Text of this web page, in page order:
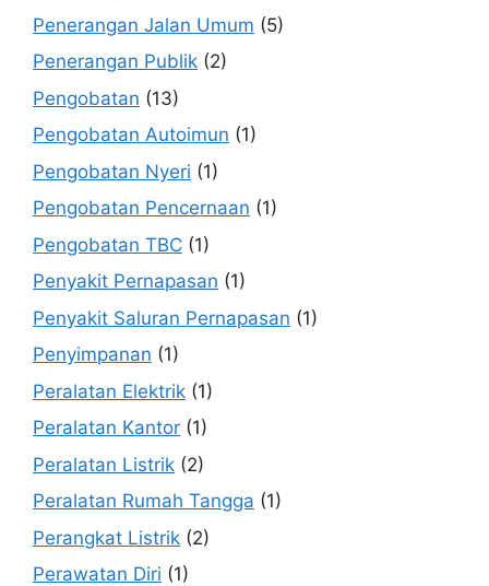
Penerangan Jalan Umum (5)
Penerangan Publik (2)
Pengobatan (13)
Pengobatan Autoimun (1)
Pengobatan Nyeri (1)
Pengobatan Pencernaan (1)
Pengobatan TBC (1)
Penyakit Pernapasan (1)
Penyakit Saluran Pernapasan (1)
Penyimpanan (1)
Peralatan Elektrik (1)
Peralatan Kantor (1)
Peralatan Listrik (2)
Peralatan Rumah Tangga (1)
Perangkat Listrik (2)
Perawatan Diri (1)